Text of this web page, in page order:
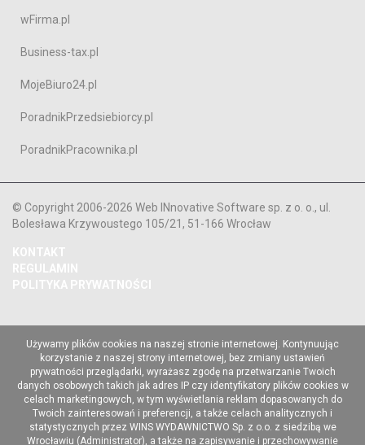
wFirma.pl
Business-tax.pl
MojeBiuro24.pl
PoradnikPrzedsiebiorcy.pl
PoradnikPracownika.pl
© Copyright 2006-2026 Web INnovative Software sp. z o. o., ul.
Bolesława Krzywoustego 105/21, 51-166 Wrocław
KONTAKT
REGULAMIN
POLITYKA PRYWATNOŚCI
Używamy plików cookies na naszej stronie internetowej. Kontynuując
korzystanie z naszej strony internetowej, bez zmiany ustawień
prywatności przeglądarki, wyrażasz zgodę na przetwarzanie Twoich
danych osobowych takich jak adres IP czy identyfikatory plików cookies w
celach marketingowych, w tym wyświetlania reklam dopasowanych do
Twoich zainteresowań i preferencji, a także celach analitycznych i
statystycznych przez WINS WYDAWNICTWO Sp. z o.o. z siedzibą we
Wrocławiu (Administrator), a także na zapisywanie i przechowywanie